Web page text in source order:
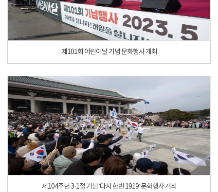
제101회 어린이날 기념 문화행사 개최
제104주년 3·1절 기념 ‘다시 한번 1919’ 문화행사 개최